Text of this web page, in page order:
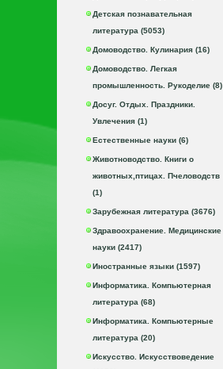
Детская познавательная
литература (5053)
Домоводство. Кулинария (16)
Домоводство. Легкая
промышленность. Рукоделие (8)
Досуг. Отдых. Праздники.
Увлечения (1)
Естественные науки (6)
Животноводство. Книги о
животных,птицах. Пчеловодств
(1)
Зарубежная литература (3676)
Здравоохранение. Медицинские
науки (2417)
Иностранные языки (1597)
Информатика. Компьютерная
литература (68)
Информатика. Компьютерные
литература (20)
Искусство. Искусствоведение